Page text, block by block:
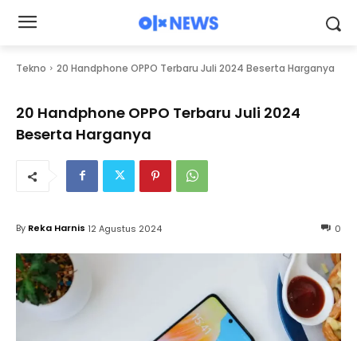
Tekno 20 Handphone OPPO Terbaru Juli 2024 Beserta Harganya
20 Handphone OPPO Terbaru Juli 2024
Beserta Harganya
0
By Reka Harnis 12 Agustus 2024